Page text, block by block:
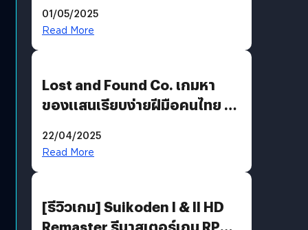
ได้ลงตัว
01/05/2025
Read More
Lost and Found Co. เกมหา
ของแสนเรียบง่ายฝีมือคนไทย ที่
ตัวคุณ
22/04/2025
Read More
[รีวิวเกม] Suikoden I & II HD